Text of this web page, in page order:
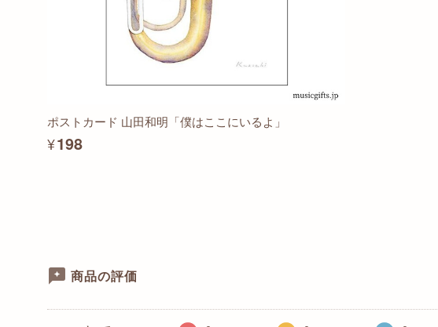
ポストカード 山田和明「僕はここにいるよ」
¥198
商品の評価